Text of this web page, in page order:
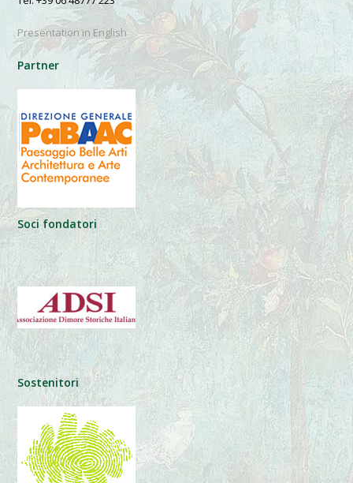
Presentation in English
Partner
Soci fondatori
Sostenitori